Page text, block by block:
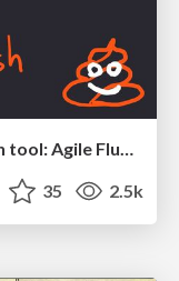
Creating an realtime collaboration tool: Agile Flush - .NET Oxford
35 2.5k